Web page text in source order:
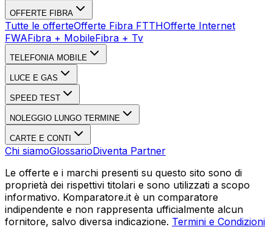
OFFERTE FIBRA
Tutte le offerteOfferte Fibra FTTHOfferte Internet
FWAFibra + MobileFibra + Tv
TELEFONIA MOBILE
LUCE E GAS
SPEED TEST
NOLEGGIO LUNGO TERMINE
CARTE E CONTI
Chi siamoGlossarioDiventa Partner
Le offerte e i marchi presenti su questo sito sono di
proprietà dei rispettivi titolari e sono utilizzati a scopo
informativo. Komparatore.it è un comparatore
indipendente e non rappresenta ufficialmente alcun
fornitore, salvo diversa indicazione. Termini e Condizioni